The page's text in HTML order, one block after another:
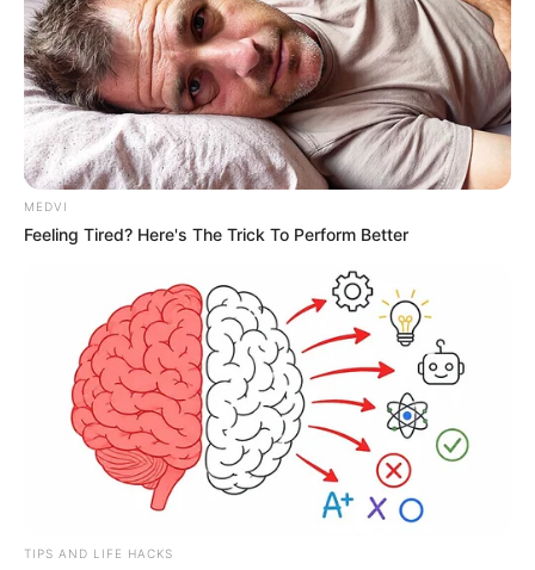
MEDVI
Feeling Tired? Here's The Trick To Perform Better
TIPS AND LIFE HACKS